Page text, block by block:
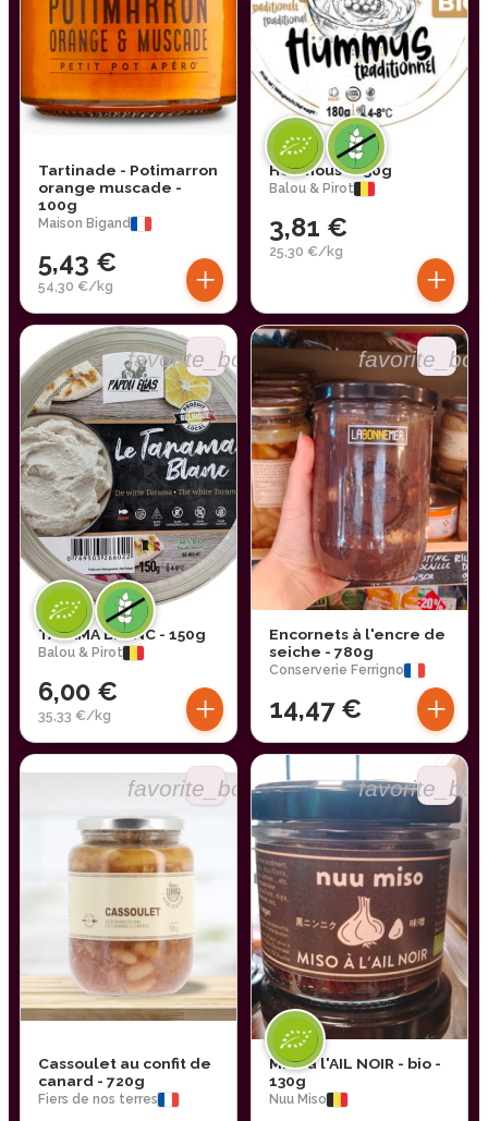
Tartinade - Potimarron
orange muscade -
100g
Maison Bigand
5,43 €
54,30 €/kg +
Houmous - 150g
Balou & Pirot
3,81 €
25,30 €/kg
+
favorite_border
TARAMA BLANC - 150g
Balou & Pirot
6,00 €
35,33 €/kg +
Encornets à l'encre de
seiche - 780g
Conserverie Ferrigno
14,47 € +
favorite_border
Cassoulet au confit de
canard - 720g
Fiers de nos terres
Miso à l'AIL NOIR - bio -
130g
Nuu Miso